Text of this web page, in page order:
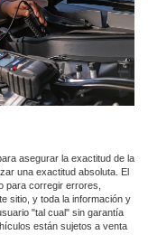
asegurar la exactitud de la
una exactitud absoluta. El
para corregir errores,
sitio, y toda la información y
"tal cual" sin garantía
están sujetos a venta